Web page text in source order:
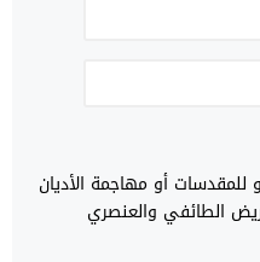
للمقدسات أو مهاجمة الأديان
الطائفي والعنصري